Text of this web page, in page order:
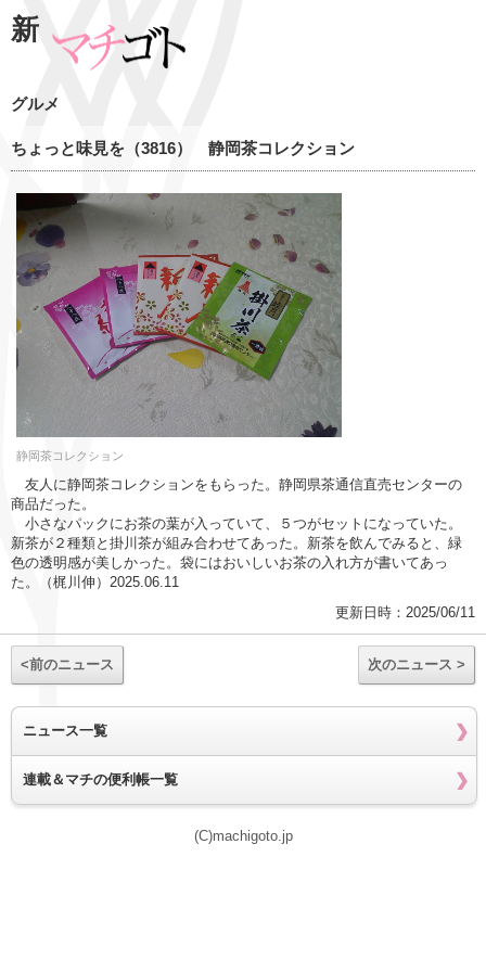
新
グルメ
ちょっと味見を（3816） 静岡茶コレクション
静岡茶コレクション
友人に静岡茶コレクションをもらった。静岡県茶通信直売センターの
商品だった。
小さなパックにお茶の葉が入っていて、５つがセットになっていた。
新茶が２種類と掛川茶が組み合わせてあった。新茶を飲んでみると、緑
色の透明感が美しかった。袋にはおいしいお茶の入れ方が書いてあっ
た。（梶川伸）2025.06.11
更新日時：2025/06/11
<前のニュース 次のニュース >
ニュース一覧
連載＆マチの便利帳一覧
(C)machigoto.jp